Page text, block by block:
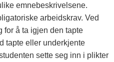
emnebeskrivelsene.
arbeidskrav. Ved
for å ta igjen den tapte
tapte eller underkjente
sette seg inn i plikter